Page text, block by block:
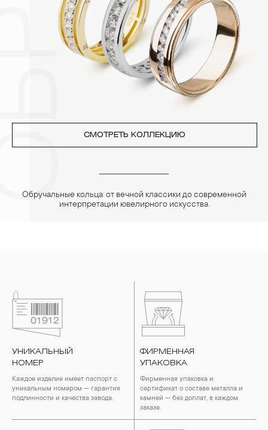
позолоченные изделия. Также высокую влажность плохо
переносят жемчуг, бирюза, малахит и янтарь.
4. Специалисты обычно рекомендуют чистить украшения не
реже одного раза в месяц, а также регулярно протирать их
фланелевой или замшевой салфеткой.
СМОТРЕТЬ КОЛЛЕКЦИЮ
Обручальные кольца: от вечной классики до современной
интерпретации ювелирного искусства.
УНИКАЛЬНЫЙ
НОМЕР
Каждое изделие имеет паспорт с
уникальным номером — гарантия
подлинности и качества завода.
ФИРМЕННАЯ
УПАКОВКА
Фирменная упаковка и
сертификат о составе металла и
камней — без доплат, в каждом
заказе.